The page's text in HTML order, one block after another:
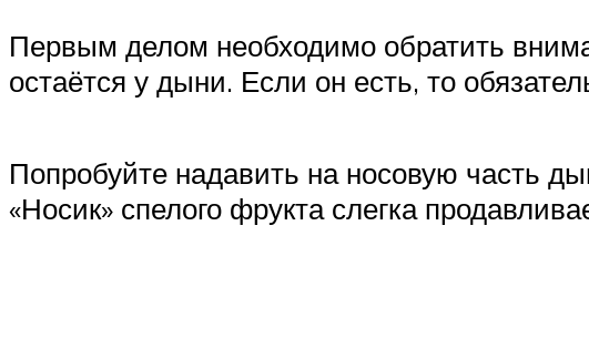
Первым делом необходимо обратить
остаётся у дыни. Если он есть, то
Попробуйте надавить на носовую часть
«Носик» спелого фрукта слегка